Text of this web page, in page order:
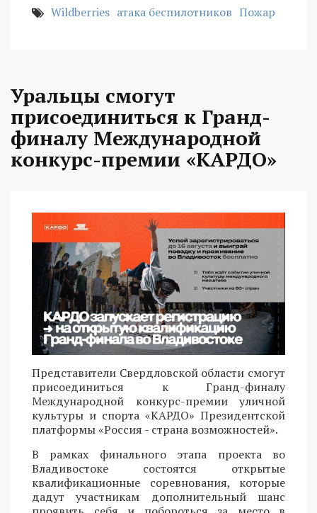
Wildberries атака беспилотников Пожар
Уральцы смогут
присоединиться к Гранд-
финалу Международной
конкурс-премии «КАРДО»
Представители Свердловской области смогут
присоединиться к Гранд-финалу
Международной конкурс-премии уличной
культуры и спорта «КАРДО» Президентской
платформы «Россия - страна возможностей».
В рамках финального этапа проекта во
Владивостоке состоятся открытые
квалификационные соревнования, которые
дадут участникам дополнительный шанс